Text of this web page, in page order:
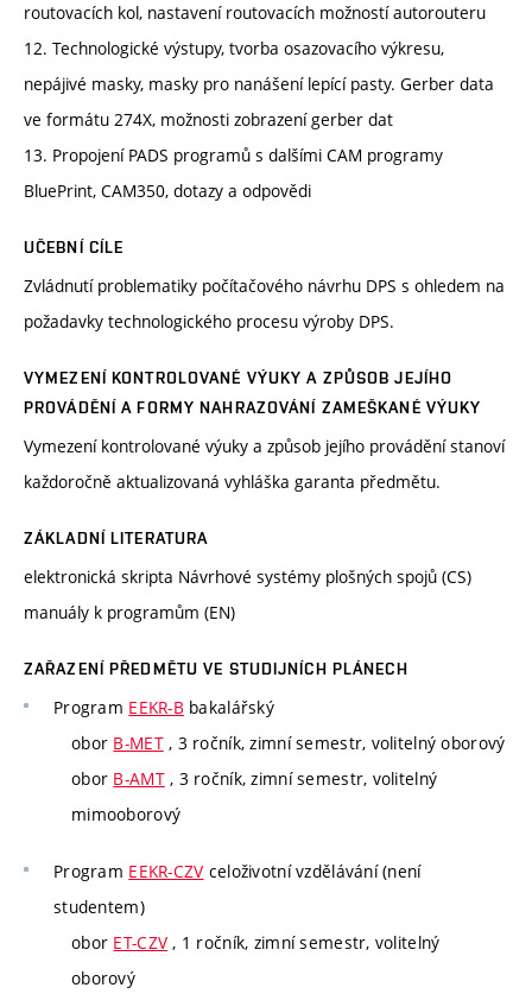
routovacích kol, nastavení routovacích možností autorouteru
12. Technologické výstupy, tvorba osazovacího výkresu,
nepájivé masky, masky pro nanášení lepící pasty. Gerber data
ve formátu 274X, možnosti zobrazení gerber dat
13. Propojení PADS programů s dalšími CAM programy
BluePrint, CAM350, dotazy a odpovědi
UČEBNÍ CÍLE
Zvládnutí problematiky počítačového návrhu DPS s ohledem na
požadavky technologického procesu výroby DPS.
VYMEZENÍ KONTROLOVANÉ VÝUKY A ZPŮSOB JEJÍHO
PROVÁDĚNÍ A FORMY NAHRAZOVÁNÍ ZAMEŠKANÉ VÝUKY
Vymezení kontrolované výuky a způsob jejího provádění stanoví
každoročně aktualizovaná vyhláška garanta předmětu.
ZÁKLADNÍ LITERATURA
elektronická skripta Návrhové systémy plošných spojů (CS)
manuály k programům (EN)
ZAŘAZENÍ PŘEDMĚTU VE STUDIJNÍCH PLÁNECH
Program EEKR-B bakalářský
obor B-MET, 3 ročník, zimní semestr, volitelný oborový
obor B-AMT, 3 ročník, zimní semestr, volitelný
mimooborový
Program EEKR-CZV celoživotní vzdělávání (není
studentem)
obor ET-CZV , 1 ročník, zimní semestr, volitelný
oborový